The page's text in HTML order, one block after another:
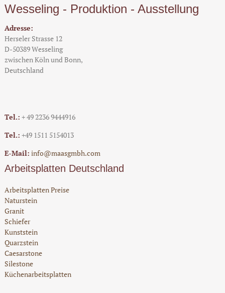
Wesseling - Produktion - Ausstellung
Adresse:
Herseler Strasse 12
D-50389 Wesseling
zwischen Köln und Bonn,
Deutschland
Tel.: + 49 2236 9444916
Tel.: +49 1511 5154013
E-Mail: info@maasgmbh.com
Arbeitsplatten Deutschland
Arbeitsplatten Preise
Naturstein
Granit
Schiefer
Kunststein
Quarzstein
Caesarstone
Silestone
Küchenarbeitsplatten